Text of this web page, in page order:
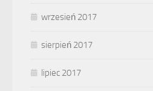
wrzesień 2017
sierpień 2017
lipiec 2017